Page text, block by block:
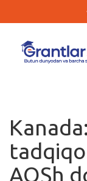
Ishlar
Kurslar
AQSh